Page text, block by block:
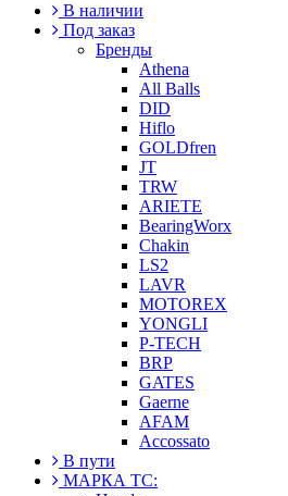
В наличии
Под заказ
Бренды
Athena
All Balls
DID
Hiflo
GOLDfren
JT
TRW
ARIETE
BearingWorx
Chakin
LS2
LAVR
MOTOREX
YONGLI
P-TECH
BRP
GATES
Gaerne
AFAM
Accossato
В пути
МАРКА ТС: